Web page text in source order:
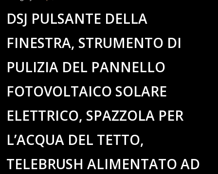
DSJ PULSANTE DELLA
FINESTRA, STRUMENTO DI
PULIZIA DEL PANNELLO
FOTOVOLTAICO SOLARE
ELETTRICO, SPAZZOLA PER
L’ACQUA DEL TETTO,
TELEBRUSH ALIMENTATO AD